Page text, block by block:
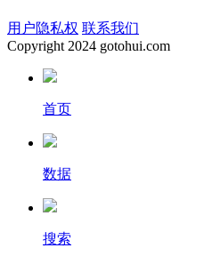
用户隐私权 联系我们
Copyright 2024 gotohui.com
首页
数据
搜索